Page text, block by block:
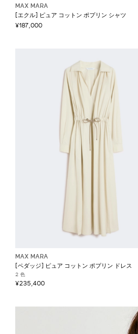
MAX MARA
[エクル] ピュア コットン ポプリン シャツ
¥187,000
MAX MARA
[ペダッジ] ピュア コットン ポプリン ドレス
2 色
¥235,400